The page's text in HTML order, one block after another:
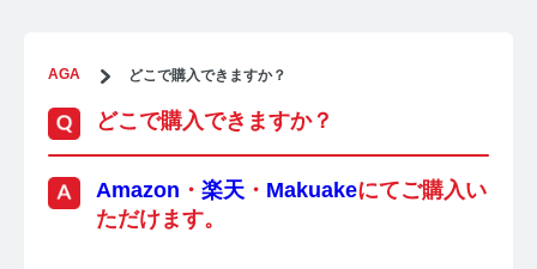
AGA どこで購入できますか？
どこで購入できますか？
Amazon ・ 楽天 ・ Makuakeにてご購入い
ただけます。